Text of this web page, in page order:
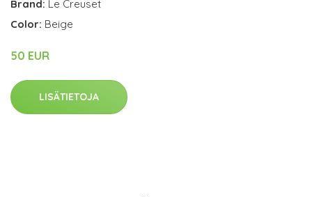
Brand: Le Creuset
Color: Beige
50 EUR
LISÄTIETOJA